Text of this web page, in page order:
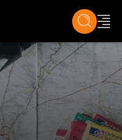
ÉLET TECH &